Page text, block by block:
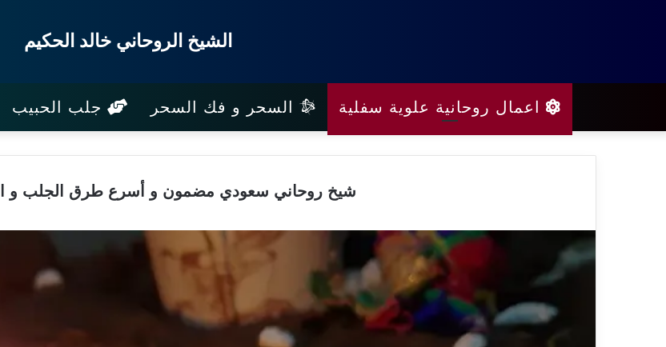
الشيخ الروحاني خالد الحكيم
اعمال روحانية علوية سفلية السحر و فك السحر جلب الحبيب
شيخ روحاني سعودي مضمون و أسرع طرق الجلب و